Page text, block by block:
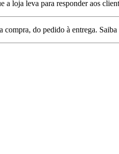
a loja leva para responder aos
compra, do pedido à entrega. Saiba